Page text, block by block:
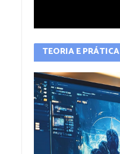
TEORIA E PRÁTICA